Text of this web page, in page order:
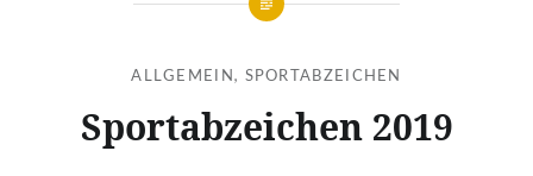
ALLGEMEIN , SPORTABZEICHEN
Sportabzeichen 2019